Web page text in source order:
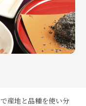
産地と品種を使い分